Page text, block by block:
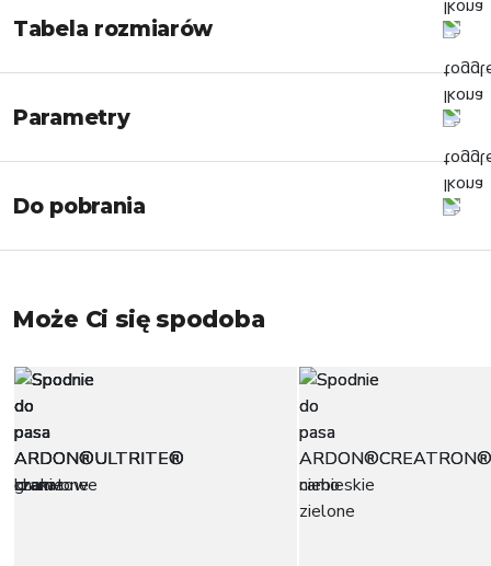
Tabela rozmiarów
Parametry
Do pobrania
Może Ci się spodoba